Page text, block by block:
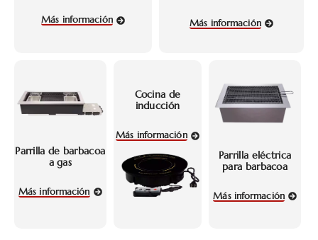
Más información Más información
Parrilla de barbacoa
a gas
Más información
Cocina de
inducción
Más información
Parrilla eléctrica
para barbacoa
Más información